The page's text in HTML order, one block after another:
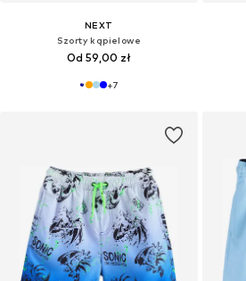
NEXT
Szorty kąpielowe
Od 59,00 zł
+7